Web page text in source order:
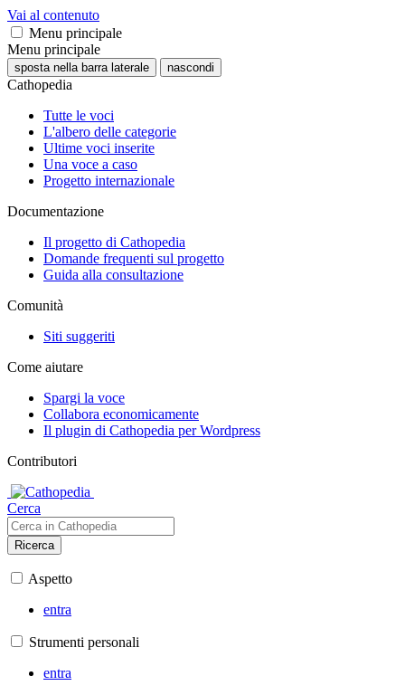
Vai al contenuto
Menu principale
Menu principale
sposta nella barra laterale nascondi
Cathopedia
Tutte le voci
L'albero delle categorie
Ultime voci inserite
Una voce a caso
Progetto internazionale
Documentazione
Il progetto di Cathopedia
Domande frequenti sul progetto
Guida alla consultazione
Comunità
Siti suggeriti
Come aiutare
Spargi la voce
Collabora economicamente
Il plugin di Cathopedia per Wordpress
Contributori
Cerca
Ricerca
Aspetto
entra
Strumenti personali
entra